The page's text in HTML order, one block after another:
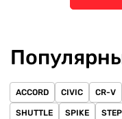
ACCORD CIVIC CR-V
SHUTTLE SPIKE